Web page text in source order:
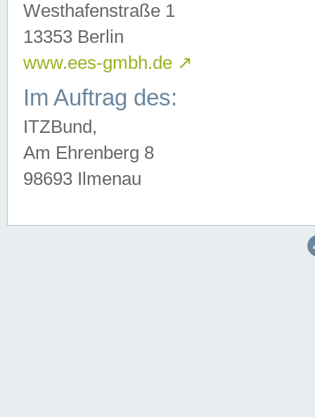
Westhafenstraße 1
13353 Berlin
www.ees-gmbh.de ↗
Im Auftrag des:
ITZBund,
Am Ehrenberg 8
98693 Ilmenau